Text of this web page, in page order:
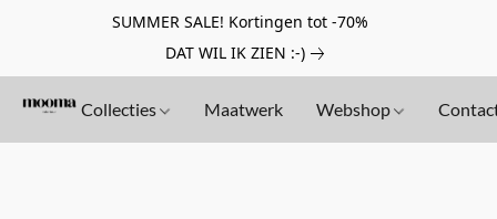
SUMMER SALE! Kortingen tot -70%
DAT WIL IK ZIEN :-)
Collecties Maatwerk Webshop